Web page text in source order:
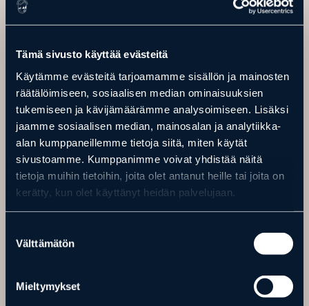
Tämä sivusto käyttää evästeitä
Käytämme evästeitä tarjoamamme sisällön ja mainosten
räätälöimiseen, sosiaalisen median ominaisuuksien
tukemiseen ja kävijämäärämme analysoimiseen. Lisäksi
jaamme sosiaalisen median, mainosalan ja analytiikka-
alan kumppaneillemme tietoja siitä, miten käytät
sivustoamme. Kumppanimme voivat yhdistää näitä
tietoja muihin tietoihin, joita olet antanut heille tai joita on
kerätty, kun olet käyttänyt heidän palvelujaan.
valinta
Välttämätön
Mieltymykset
CONTACT DETAILS
Ranua Resort
Rovaniementie 29, 97700 Ranua
Phone. +358 16 469 2050
info@ranuaresort.com
https://ranuaresort.com/